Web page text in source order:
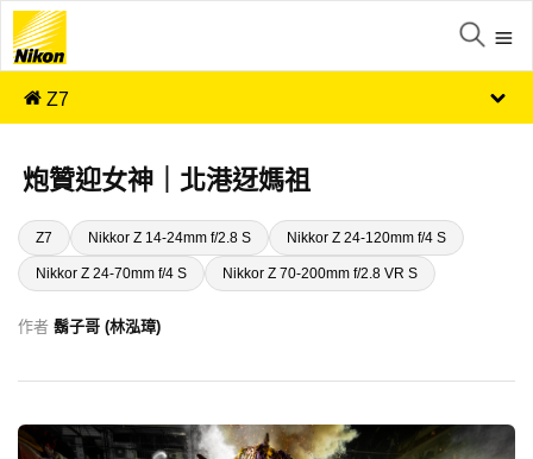
Z7
炮贊迎女神｜北港迓媽祖
Z7 Nikkor Z 14-24mm f/2.8 S Nikkor Z 24-120mm f/4 S
Nikkor Z 24-70mm f/4 S Nikkor Z 70-200mm f/2.8 VR S
作者 鬍子哥 (林泓璋)